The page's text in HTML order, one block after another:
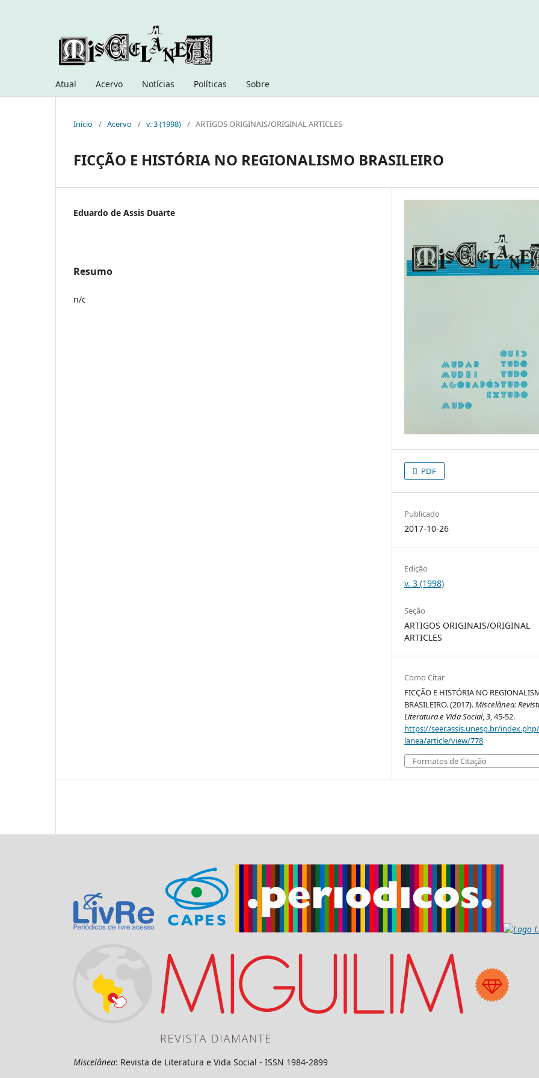
Atual Acervo Notícias Políticas Sobre
Início / Acervo / v. 3 (1998) / ARTIGOS ORIGINAIS/ORIGINAL ARTICLES
FICÇÃO E HISTÓRIA NO REGIONALISMO BRASILEIRO
Eduardo de Assis Duarte
Resumo
n/c
PDF
Publicado
2017-10-26
Edição
v. 3 (1998)
Seção
ARTIGOS ORIGINAIS/ORIGINAL
ARTICLES
Como Citar
FICÇÃO E HISTÓRIA NO
BRASILEIRO. (2017).Miscelânea:
Literatura e Vida Social,3, 45-52.
https://seer.assis.unesp.br/
lanea/article/view/778
Formatos de Citação
Miscelânea: Revista de Literatura e Vida Social - ISSN 1984-2899